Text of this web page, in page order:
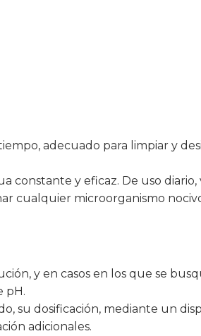
adecuado para limpiar y
y eficaz. De uso diario,
cualquier microorganismo
y en casos en los que se
pH.
su dosificación, mediante un
adicionales.